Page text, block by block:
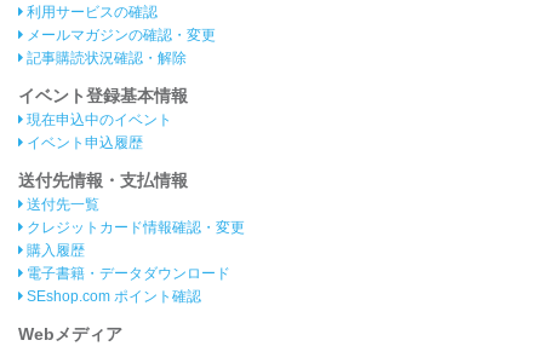
利用サービスの確認
メールマガジンの確認・変更
記事購読状況確認・解除
イベント登録基本情報
現在申込中のイベント
イベント申込履歴
送付先情報・支払情報
送付先一覧
クレジットカード情報確認・変更
購入履歴
電子書籍・データダウンロード
SEshop.com ポイント確認
Webメディア